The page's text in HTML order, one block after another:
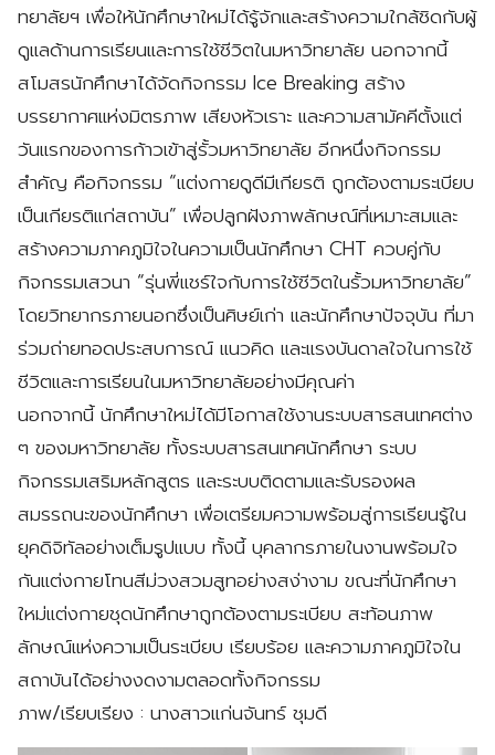
ทยาลัยฯ เพื่อให้นักศึกษาใหม่ได้รู้จักและสร้างความใกล้ชิดกับผู้
ดูแลด้านการเรียนและการใช้ชีวิตในมหาวิทยาลัย นอกจากนี้
สโมสรนักศึกษาได้จัดกิจกรรม Ice Breaking สร้าง
บรรยากาศแห่งมิตรภาพ เสียงหัวเราะ และความสามัคคีตั้งแต่
วันแรกของการก้าวเข้าสู่รั้วมหาวิทยาลัย อีกหนึ่งกิจกรรม
สำคัญ คือกิจกรรม “แต่งกายดูดีมีเกียรติ ถูกต้องตามระเบียบ
เป็นเกียรติแก่สถาบัน” เพื่อปลูกฝังภาพลักษณ์ที่เหมาะสมและ
สร้างความภาคภูมิใจในความเป็นนักศึกษา CHT ควบคู่กับ
กิจกรรมเสวนา “รุ่นพี่แชร์ใจกับการใช้ชีวิตในรั้วมหาวิทยาลัย”
โดยวิทยากรภายนอกซึ่งเป็นศิษย์เก่า และนักศึกษาปัจจุบัน ที่มา
ร่วมถ่ายทอดประสบการณ์ แนวคิด และแรงบันดาลใจในการใช้
ชีวิตและการเรียนในมหาวิทยาลัยอย่างมีคุณค่า
นอกจากนี้ นักศึกษาใหม่ได้มีโอกาสใช้งานระบบสารสนเทศต่าง
ๆ ของมหาวิทยาลัย ทั้งระบบสารสนเทศนักศึกษา ระบบ
กิจกรรมเสริมหลักสูตร และระบบติดตามและรับรองผล
สมรรถนะของนักศึกษา เพื่อเตรียมความพร้อมสู่การเรียนรู้ใน
ยุคดิจิทัลอย่างเต็มรูปแบบ ทั้งนี้ บุคลากรภายในงานพร้อมใจ
กันแต่งกายโทนสีม่วงสวมสูทอย่างสง่างาม ขณะที่นักศึกษา
ใหม่แต่งกายชุดนักศึกษาถูกต้องตามระเบียบ สะท้อนภาพ
ลักษณ์แห่งความเป็นระเบียบ เรียบร้อย และความภาคภูมิใจใน
สถาบันได้อย่างงดงามตลอดทั้งกิจกรรม
ภาพ/เรียบเรียง : นางสาวแก่นจันทร์ ชุมดี